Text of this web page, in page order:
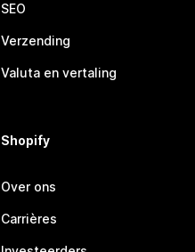
SEO
Verzending
Valuta en vertaling
Shopify
Over ons
Carrières